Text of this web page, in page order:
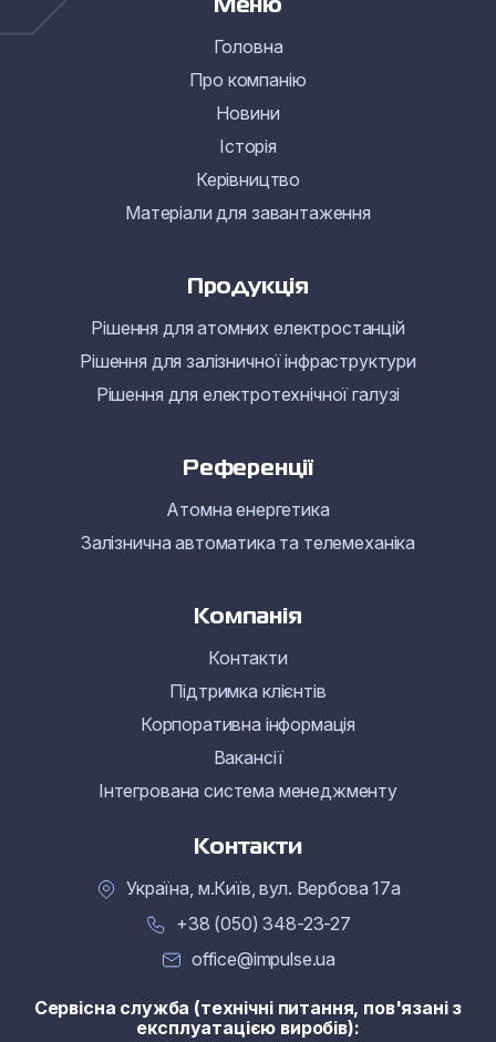
Меню
Головна
Про компанію
Новини
Історія
Керівництво
Матеріали для завантаження
Продукція
Рішення для атомних електростанцій
Рішення для залізничної інфраструктури
Рішення для електротехнічної галузі
Референції
Атомна енергетика
Залізнична автоматика та телемеханіка
Компанія
Контакти
Підтримка клієнтів
Корпоративна інформація
Вакансії
Інтегрована система менеджменту
Контакти
Україна, м.Київ, вул. Вербова 17а
+38 (050) 348-23-27
office@impulse.ua
Сервісна служба (технічні питання, пов'язані з
експлуатацією виробів):